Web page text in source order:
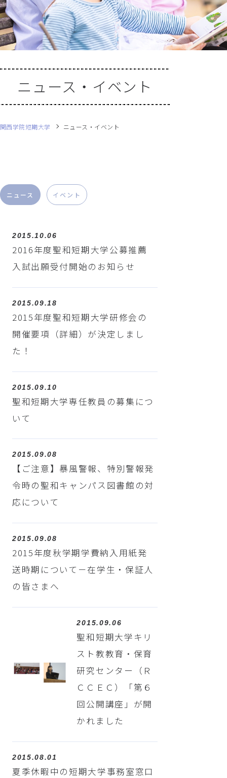
ニュース・イベント
関西学院短期大学 ニュース・イベント
ニュース イベント
2015.10.06
2016年度聖和短期大学公募推薦
入試出願受付開始のお知らせ
2015.09.18
2015年度聖和短期大学研修会の
開催要項（詳細）が決定しまし
た！
2015.09.10
聖和短期大学専任教員の募集につ
いて
2015.09.08
【ご注意】暴風警報、特別警報発
令時の聖和キャンパス図書館の対
応について
2015.09.08
2015年度秋学期学費納入用紙発
送時期について－在学生・保証人
の皆さまへ
2015.09.06
聖和短期大学キリ
スト教教育・保育
研究センター（Ｒ
ＣＣＥＣ）「第６
回公開講座」が開
かれました
2015.08.01
夏季休暇中の短期大学事務室窓口